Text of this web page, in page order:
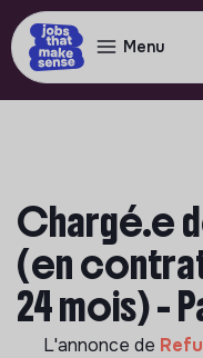
Menu
Chargé.e
(en
24 mois) -
L'annonce de